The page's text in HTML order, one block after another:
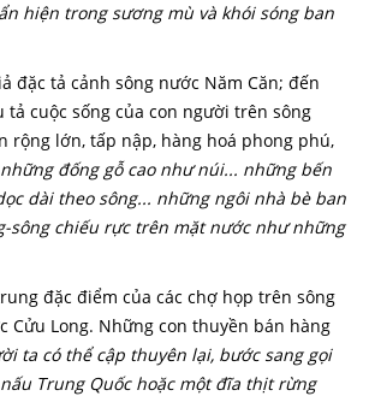
hiện trong sương mù và khói sóng ban
đặc tả cảnh sông nước Năm Căn; đến
tả cuộc sống của con người trên sông
rộng lớn, tấp nập, hàng hoá phong phú,
những đống gỗ cao như núi... những bến
dài theo sông... những ngôi nhà bè ban
sông chiếu rực trên mặt nước như những
đặc điểm của các chợ họp trên sông
Cửu Long. Những con thuyền bán hàng
ta có thể cập thuyên lại, bước sang gọi
Trung Quốc hoặc một đĩa thịt rừng